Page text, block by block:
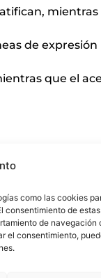
como las cookies
consentimiento de estas
de navegación
el consentimiento,
mientras
de
que el